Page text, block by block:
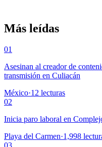
Más leídas
01
Asesinan al creador de
transmisión en Culiacán
México·12 lecturas
02
Inicia paro laboral en
Playa del Carmen·1,998